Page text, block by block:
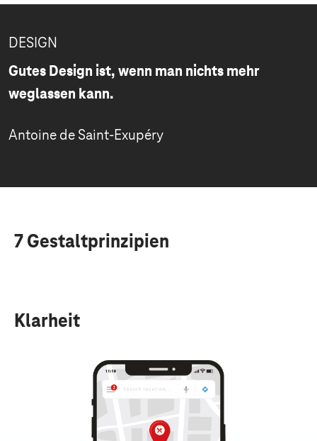
DESIGN
Gutes Design ist, wenn man nichts mehr
weglassen kann.
Antoine de Saint-Exupéry
7 Gestaltprinzipien
Klarheit